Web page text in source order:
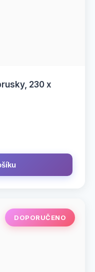
230 x
DOPORUČENO